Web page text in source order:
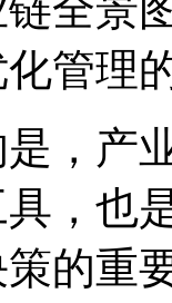
全景
管理
，产
，也
的重